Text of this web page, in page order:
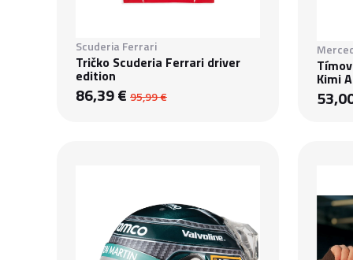
Scuderia Ferrari
Tričko Scuderia Ferrari driver
edition
86,39 € 95,99 €
Kimi